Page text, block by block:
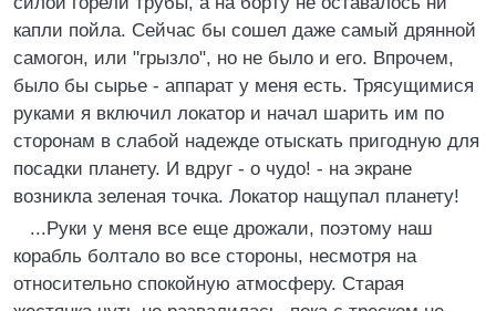
капли пойла. Сейчас бы сошел даже самый дрянной
самогон, или "грызло", но не было и его. Впрочем,
было бы сырье - аппарат у меня есть. Трясущимися
руками я включил локатор и начал шарить им по
сторонам в слабой надежде отыскать пригодную для
посадки планету. И вдруг - о чудо! - на экране
возникла зеленая точка. Локатор нащупал планету!
...Руки у меня все еще дрожали, поэтому наш
корабль болтало во все стороны, несмотря на
относительно спокойную атмосферу. Старая